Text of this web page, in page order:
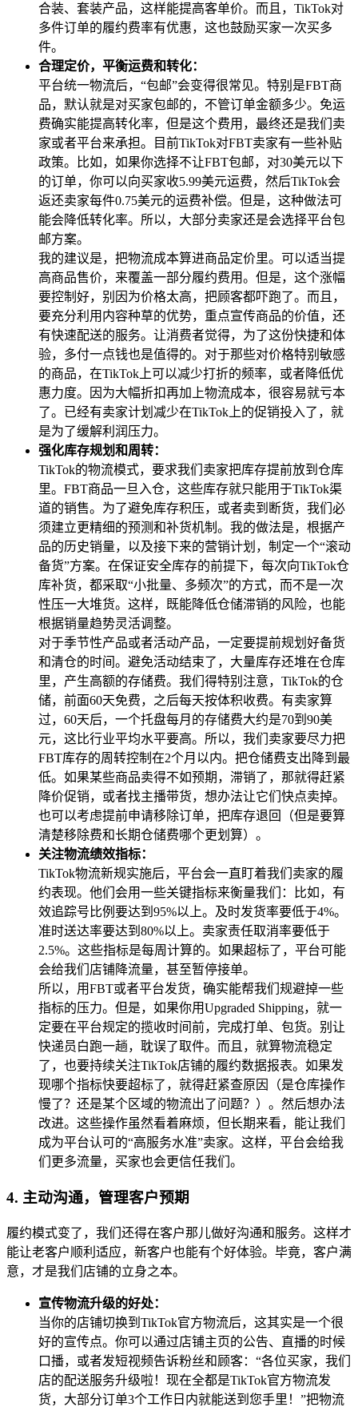
合装、套装产品，这样能提高客单价。而且，TikTok对
多件订单的履约费率有优惠，这也鼓励买家一次买多
件。
合理定价，平衡运费和转化：
平台统一物流后，“包邮”会变得很常见。特别是FBT商
品，默认就是对买家包邮的，不管订单金额多少。免运
费确实能提高转化率，但是这个费用，最终还是我们卖
家或者平台来承担。目前TikTok对FBT卖家有一些补贴
政策。比如，如果你选择不让FBT包邮，对30美元以下
的订单，你可以向买家收5.99美元运费，然后TikTok会
返还卖家每件0.75美元的运费补偿。但是，这种做法可
能会降低转化率。所以，大部分卖家还是会选择平台包
邮方案。
我的建议是，把物流成本算进商品定价里。可以适当提
高商品售价，来覆盖一部分履约费用。但是，这个涨幅
要控制好，别因为价格太高，把顾客都吓跑了。而且，
要充分利用内容种草的优势，重点宣传商品的价值，还
有快速配送的服务。让消费者觉得，为了这份快捷和体
验，多付一点钱也是值得的。对于那些对价格特别敏感
的商品，在TikTok上可以减少打折的频率，或者降低优
惠力度。因为大幅折扣再加上物流成本，很容易就亏本
了。已经有卖家计划减少在TikTok上的促销投入了，就
是为了缓解利润压力。
强化库存规划和周转：
TikTok的物流模式，要求我们卖家把库存提前放到仓库
里。FBT商品一旦入仓，这些库存就只能用于TikTok渠
道的销售。为了避免库存积压，或者卖到断货，我们必
须建立更精细的预测和补货机制。我的做法是，根据产
品的历史销量，以及接下来的营销计划，制定一个“滚动
备货”方案。在保证安全库存的前提下，每次向TikTok仓
库补货，都采取“小批量、多频次”的方式，而不是一次
性压一大堆货。这样，既能降低仓储滞销的风险，也能
根据销量趋势灵活调整。
对于季节性产品或者活动产品，一定要提前规划好备货
和清仓的时间。避免活动结束了，大量库存还堆在仓库
里，产生高额的存储费。我们得特别注意，TikTok的仓
储，前面60天免费，之后每天按体积收费。有卖家算
过，60天后，一个托盘每月的存储费大约是70到90美
元，这比行业平均水平要高。所以，我们卖家要尽力把
FBT库存的周转控制在2个月以内。把仓储费支出降到最
低。如果某些商品卖得不如预期，滞销了，那就得赶紧
降价促销，或者找主播带货，想办法让它们快点卖掉。
也可以考虑提前申请移除订单，把库存退回（但是要算
清楚移除费和长期仓储费哪个更划算）。
关注物流绩效指标：
TikTok物流新规实施后，平台会一直盯着我们卖家的履
约表现。他们会用一些关键指标来衡量我们：比如，有
效追踪号比例要达到95%以上。及时发货率要低于4%。
准时送达率要达到80%以上。卖家责任取消率要低于
2.5%。这些指标是每周计算的。如果超标了，平台可能
会给我们店铺降流量，甚至暂停接单。
所以，用FBT或者平台发货，确实能帮我们规避掉一些
指标的压力。但是，如果你用Upgraded Shipping，就一
定要在平台规定的揽收时间前，完成打单、包货。别让
快递员白跑一趟，耽误了取件。而且，就算物流稳定
了，也要持续关注TikTok店铺的履约数据报表。如果发
现哪个指标快要超标了，就得赶紧查原因（是仓库操作
慢了？还是某个区域的物流出了问题？）。然后想办法
改进。这些操作虽然看着麻烦，但长期来看，能让我们
成为平台认可的“高服务水准”卖家。这样，平台会给我
们更多流量，买家也会更信任我们。
4. 主动沟通，管理客户预期
履约模式变了，我们还得在客户那儿做好沟通和服务。这样才
能让老客户顺利适应，新客户也能有个好体验。毕竟，客户满
意，才是我们店铺的立身之本。
宣传物流升级的好处：
当你的店铺切换到TikTok官方物流后，这其实是一个很
好的宣传点。你可以通过店铺主页的公告、直播的时候
口播，或者发短视频告诉粉丝和顾客：“各位买家，我们
店的配送服务升级啦！现在全都是TikTok官方物流发
货，大部分订单3个工作日内就能送到您手里！”把物流